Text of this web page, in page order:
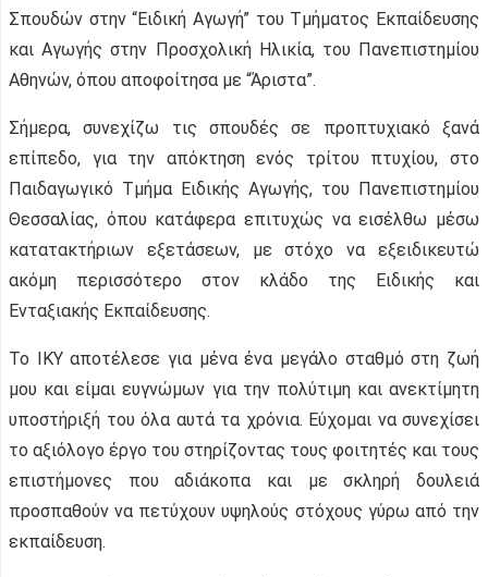
Σπουδών στην “Ειδική Αγωγή” του Τμήματος Εκπαίδευσης
και Αγωγής στην Προσχολική Ηλικία, του Πανεπιστημίου
Αθηνών, όπου αποφοίτησα με “Άριστα”.
Σήμερα, συνεχίζω τις σπουδές σε προπτυχιακό ξανά
επίπεδο, για την απόκτηση ενός τρίτου πτυχίου, στο
Παιδαγωγικό Τμήμα Ειδικής Αγωγής, του Πανεπιστημίου
Θεσσαλίας, όπου κατάφερα επιτυχώς να εισέλθω μέσω
κατατακτήριων εξετάσεων, με στόχο να εξειδικευτώ
ακόμη περισσότερο στον κλάδο της Ειδικής και
Ενταξιακής Εκπαίδευσης.
Το ΙΚΥ αποτέλεσε για μένα ένα μεγάλο σταθμό στη ζωή
μου και είμαι ευγνώμων για την πολύτιμη και ανεκτίμητη
υποστήριξή του όλα αυτά τα χρόνια. Εύχομαι να συνεχίσει
το αξιόλογο έργο του στηρίζοντας τους φοιτητές και τους
επιστήμονες που αδιάκοπα και με σκληρή δουλειά
προσπαθούν να πετύχουν υψηλούς στόχους γύρω από την
εκπαίδευση.